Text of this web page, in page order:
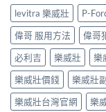
levitra 樂威壯 P-
偉哥 服用方法
偉哥
必利吉
樂威壯 樂
樂威壯價錢
樂威壯
樂威壯台灣官網
樂